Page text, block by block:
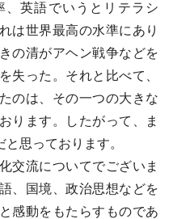
英語でいうとリテラシ
は世界最高の水準にあり
の清がアヘン戦争などを
失った。それと比べて、
のは、その一つの大きな
ります。したがって、ま
思っております。
交流についてでございま
、国境、政治思想などを
感動をもたらすものであ